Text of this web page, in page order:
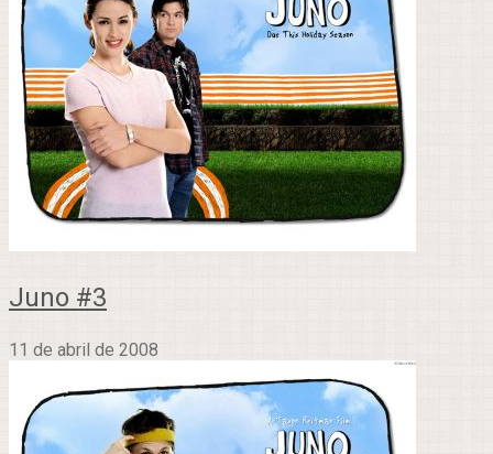
Juno #3
11 de abril de 2008